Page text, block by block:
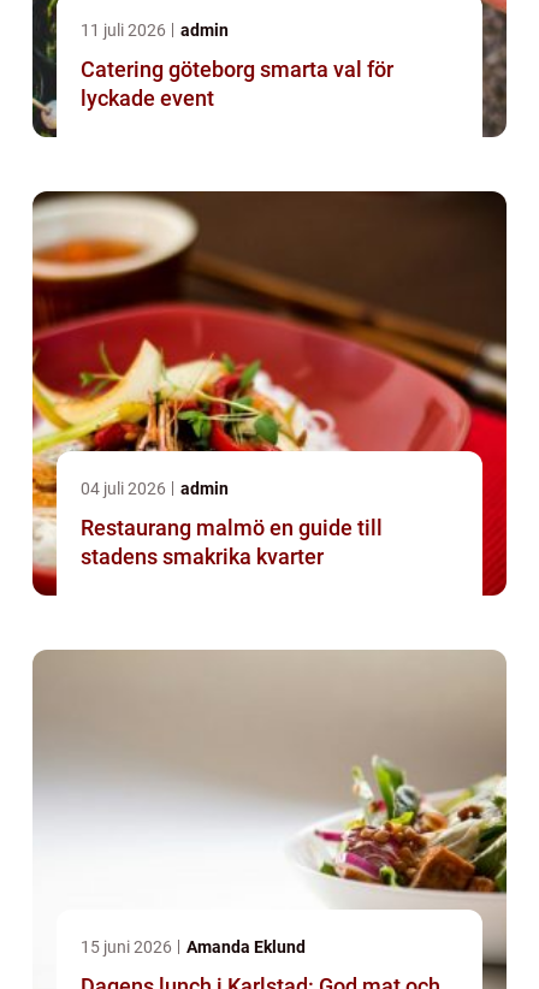
11 juli 2026 admin
Catering göteborg smarta val för
lyckade event
04 juli 2026 admin
Restaurang malmö en guide till
stadens smakrika kvarter
15 juni 2026 Amanda Eklund